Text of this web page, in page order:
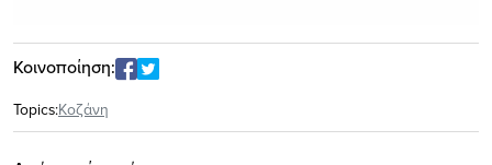
Κοινοποίηση:
Topics:Κοζάνη